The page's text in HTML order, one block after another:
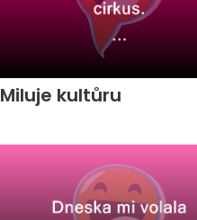
Miluje kultůru